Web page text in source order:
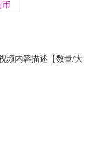
币
频内容描述【数量/大